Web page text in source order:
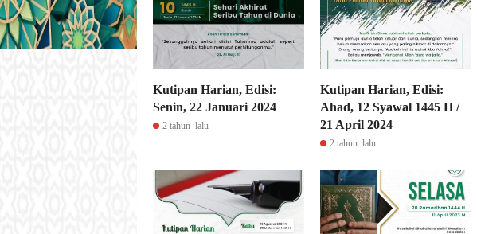
Kutipan Harian, Edisi:
Senin, 22 Januari 2024
2 tahun lalu
Kutipan Harian, Edisi:
Ahad, 12 Syawal 1445 H /
21 April 2024
2 tahun lalu